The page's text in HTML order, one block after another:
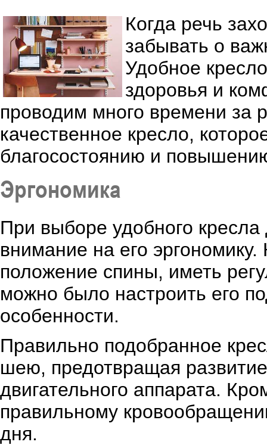
Когда речь
забывать о
Удобное
здоровья и
проводим много времени за
качественное кресло,
благосостоянию и
Эргономика
При выборе удобного
внимание на его
положение спины, иметь
можно было настроить его
особенности.
Правильно подобранное
шею, предотвращая
двигательного аппарата.
правильному
дня.